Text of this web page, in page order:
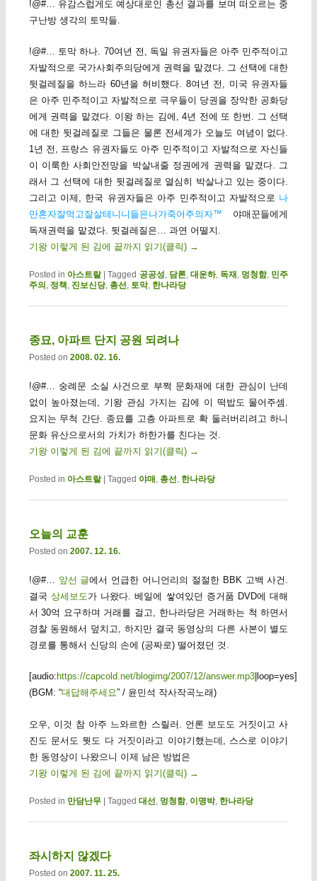
!@#… 유감스럽게도 예상대로인 총선 결과를 보며 떠오르는 중
구난방 생각의 토막들.
!@#… 토막 하나. 70여년 전, 독일 유권자들은 아주 민주적이고
자발적으로 국가사회주의당에게 권력을 맡겼다. 그 선택에 대한
뒷걸레질을 하느라 60년을 허비했다. 8여년 전, 미국 유권자들
은 아주 민주적이고 자발적으로 극우들이 당권을 장악한 공화당
에게 권력을 맡겼다. 이왕 하는 김에, 4년 전에 또 한번. 그 선택
에 대한 뒷걸레질로 그들은 물론 전세계가 오늘도 여념이 없다.
1년 전, 프랑스 유권자들도 아주 민주적이고 자발적으로 자신들
이 이룩한 사회안전망을 박살내줄 정권에게 권력을 맡겼다. 그
래서 그 선택에 대한 뒷걸레질로 열심히 박살나고 있는 중이다.
그리고 이제, 한국 유권자들은 아주 민주적이고 자발적으로 나
만혼자잘먹고잘살테니니들은나가죽어주의자™ 야매꾼들에게
독재권력을 맡겼다. 뒷걸레질은… 과연 어떨지.
기왕 이렇게 된 김에 끝까지 읽기(클릭) →
Posted in 아스트랄 |Tagged 공공성, 담론, 대운하,독재, 멍청함, 민주
주의, 정책, 진보신당, 총선, 토막, 한나라당
종묘, 아파트 단지 공원 되려나
Posted on 2008. 02. 16.
!@#… 숭례문 소실 사건으로 부쩍 문화재에 대한 관심이 난데
없이 높아졌는데, 기왕 관심 가지는 김에 이 떡밥도 물어주셈.
요지는 무척 간단. 종묘를 고층 아파트로 확 둘러버리려고 하니
문화 유산으로서의 가치가 하한가를 친다는 것.
기왕 이렇게 된 김에 끝까지 읽기(클릭) →
Posted in 아스트랄 Tagged 야매 , 총선, 한나라당
오늘의 교훈
Posted on 2007. 12. 16.
!@#… 앞선 글에서 언급한 어니언리의 절절한 BBK 고백 사건.
결국 상세보도가 나왔다. 베일에 쌓여있던 증거품 DVD에 대해
서 30억 요구하며 거래를 걸고, 한나라당은 거래하는 척 하면서
경찰 동원해서 덮치고, 하지만 결국 동영상의 다른 사본이 별도
경로를 통해서 신당의 손에 (공짜로) 떨어졌던 것.
[audio: https://capcold.net/blogimg/2007/12/answer.mp3|loop=yes]
(BGM: “대답해주세요” / 윤민석 작사작곡노래)
오우, 이것 참 아주 느와르한 스릴러. 언론 보도도 거짓이고 사
진도 문서도 뭣도 다 거짓이라고 이야기했는데, 스스로 이야기
한 동영상이 나왔으니 이제 남은 방법은
기왕 이렇게 된 김에 끝까지 읽기(클릭) →
Posted in 만담난무 | Tagged 대선 멍청함, 이명박, 한나라당
좌시하지 않겠다
Posted on 2007. 11. 25.